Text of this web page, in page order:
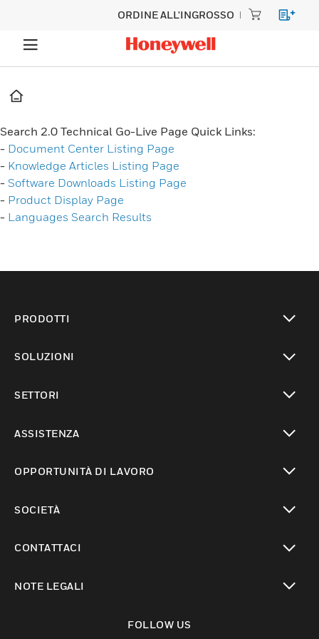
ORDINE ALL'INGROSSO
Search 2.0 Technical Go-Live Page Quick Links:
- Document Center Listing Page
- Knowledge Articles Listing Page
- Software Downloads Listing Page
- Product Display Page
- Languages Search Results
PRODOTTI
SOLUZIONI
SETTORI
ASSISTENZA
OPPORTUNITÀ DI LAVORO
SOCIETÀ
CONTATTACI
NOTE LEGALI
FOLLOW US